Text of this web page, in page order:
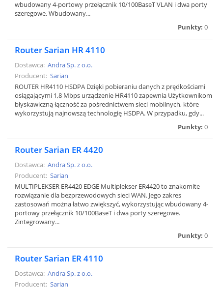
wbudowany 4-portowy przełącznik 10/100BaseT VLAN i dwa porty
szeregowe. Wbudowany...
Punkty: 0
Router Sarian HR 4110
Dostawca: Andra Sp. z o.o.
Producent: Sarian
ROUTER HR4110 HSDPA Dzięki pobieraniu danych z prędkościami
osiągającymi 1,8 Mbps urządzenie HR4110 zapewnia Użytkownikom
błyskawiczną łączność za pośrednictwem sieci mobilnych, które
wykorzystują najnowszą technologię HSDPA. W przypadku, gdy...
Punkty: 0
Router Sarian ER 4420
Dostawca: Andra Sp. z o.o.
Producent: Sarian
MULTIPLEKSER ER4420 EDGE Multiplekser ER4420 to znakomite
rozwiązanie dla bezprzewodowych sieci WAN. Jego zakres
zastosowań można łatwo zwiększyć, wykorzystując wbudowany 4-
portowy przełącznik 10/100BaseT i dwa porty szeregowe.
Zintegrowany...
Punkty: 0
Router Sarian ER 4110
Dostawca: Andra Sp. z o.o.
Producent: Sarian